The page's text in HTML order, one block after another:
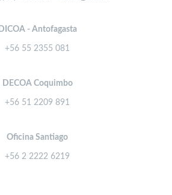
DICOA - Antofagasta
+56 55 2355 081
DECOA Coquimbo
+56 51 2209 891
Oficina Santiago
+56 2 2222 6219